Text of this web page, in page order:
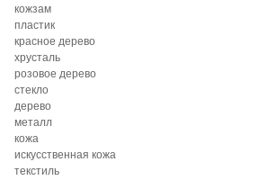
кожзам
пластик
красное дерево
хрусталь
розовое дерево
стекло
дерево
металл
кожа
искусственная кожа
текстиль